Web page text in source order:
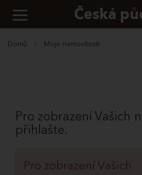
Česká
Domů › Moje nemovitosti
Pro zobrazení Vašich
přihlašte.
Pro zobrazení Vašich